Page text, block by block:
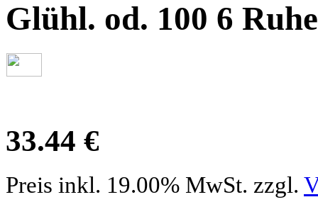
Glühl. od. 100 6
33.44 €
Preis inkl. 19.00% MwSt. zzgl.